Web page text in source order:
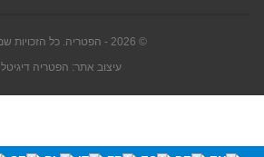
© 2026 - הפטריה. כל הזכויות שמורות.
עיצוב אתר: הפטריה דיגיטל